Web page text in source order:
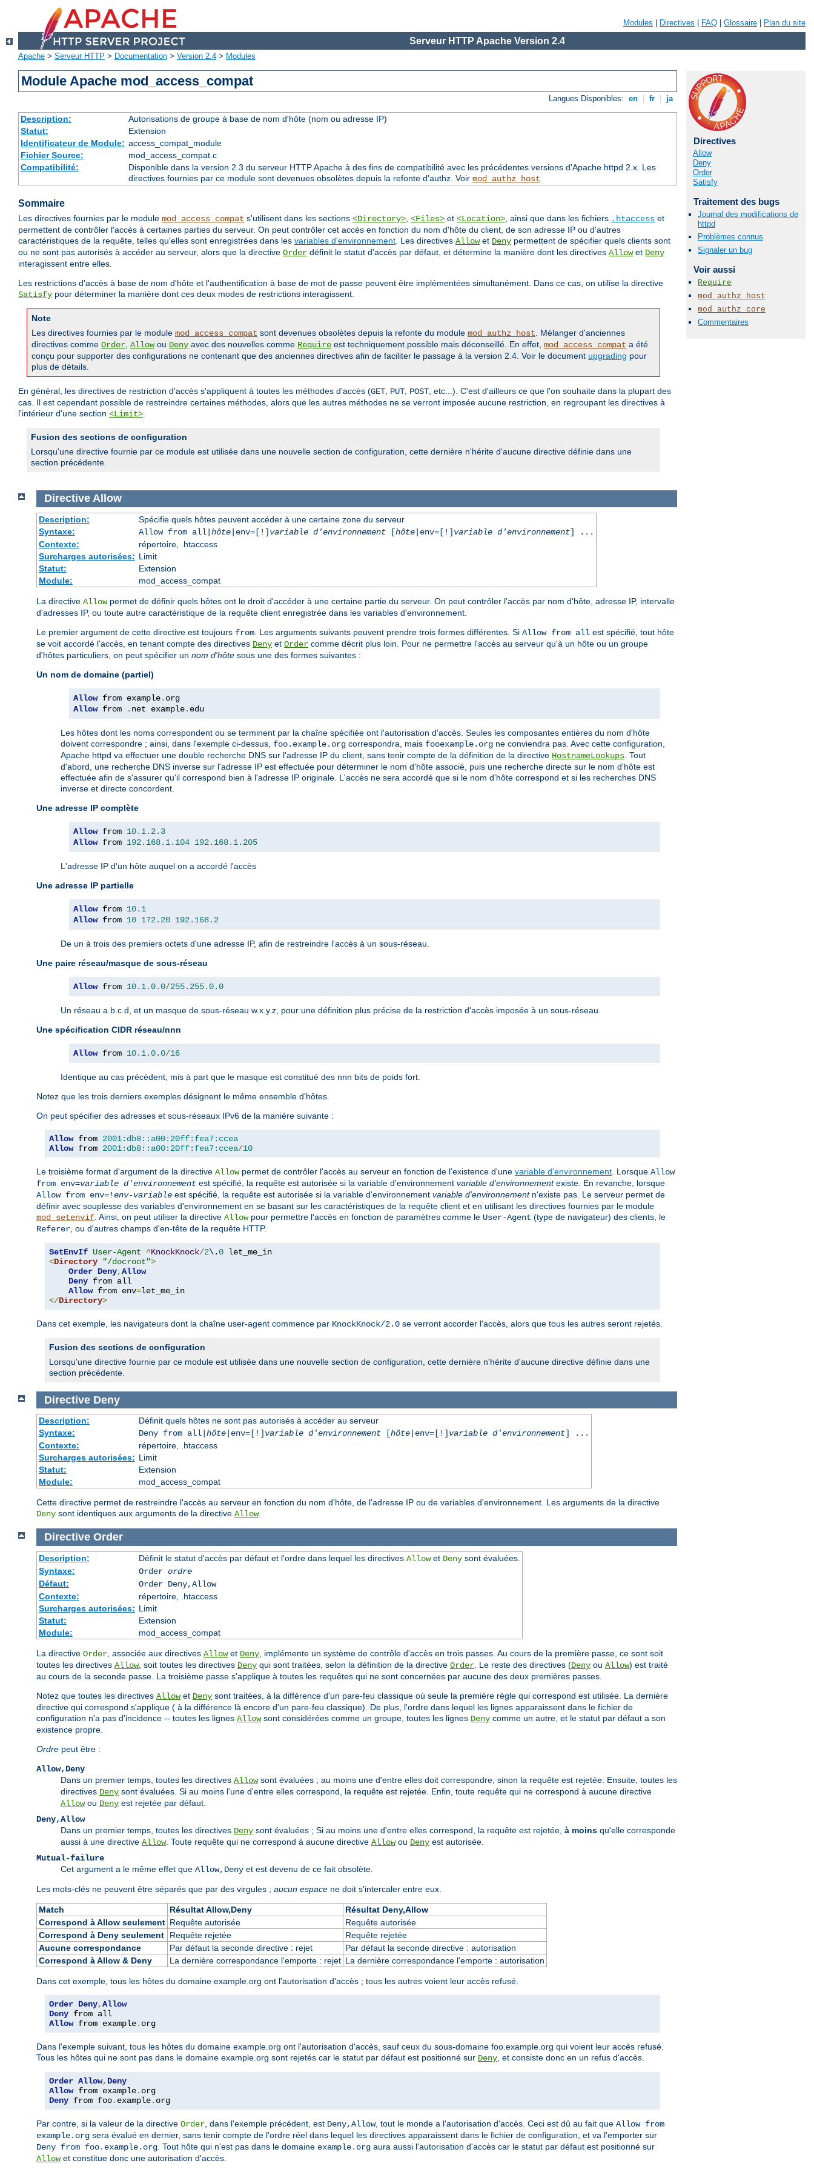
Modules Directives FAQ Glossaire Plan du site
Serveur HTTP Apache Version 2.4
Apache > Serveur HTTP > Documentation > Version 2.4 > Modules
Module Apache mod_access_compat
Langues Disponibles: en fr ja
Description:
Autorisations de groupe à base de nom d'hôte (nom ou adresse IP)
Statut:
Extension
Identificateur de Module: access_compat_module
Fichier Source:
mod_access_compat.c
Compatibilité:
Disponible dans la version 2.3 du serveur HTTP Apache à des fins de compatibilité avec les précédentes versions d'Apache httpd 2.x. Les
directives fournies par ce module sont devenues obsolètes depuis la refonte d'authz. Voir mod_authz_host
Sommaire
Les directives fournies par le module mod_access_compat s'utilisent dans les sections <Directory>, <Files> et <Location>, ainsi que dans les fichiers .htaccess et
permettent de contrôler l'accès à certaines parties du serveur. On peut contrôler cet accès en fonction du nom d'hôte du client, de son adresse IP ou d'autres
caractéristiques de la requête, telles qu'elles sont enregistrées dans les variables d'environnement. Les directives Allowet Deny permettent de spécifier quels clients sont
ou ne sont pas autorisés à accéder au serveur, alors que la directive Order définit le statut d'accès par défaut, et détermine la manière dont les directives Allowet Deny
interagissent entre elles.
Les restrictions d'accès à base de nom d'hôte et l'authentification à base de mot de passe peuvent être implémentées simultanément. Dans ce cas, on utilise la directive
Satisfy pour déterminer la manière dont ces deux modes de restrictions interagissent.
Note
Les directives fournies par le module mod_access_compat sont devenues obsolètes depuis la refonte du module mod_authz_host. Mélanger d'anciennes
directives comme Order, Allowou Deny avec des nouvelles comme Require est techniquement possible mais déconseillé. En effet, mod_access_compat a été
conçu pour supporter des configurations ne contenant que des anciennes directives afin de faciliter le passage à la version 2.4. Voir le document upgrading pour
plus de détails.
En général, les directives de restriction d'accès s'appliquent à toutes les méthodes d'accès (GET, PUT, POST, etc...). C'est d'ailleurs ce que l'on souhaite dans la plupart des
cas. Il est cependant possible de restreindre certaines méthodes, alors que les autres méthodes ne se verront imposée aucune restriction, en regroupant les directives à
l'intérieur d'une section <Limit>.
Fusion des sections de configuration
Lorsqu'une directive fournie par ce module est utilisée dans une nouvelle section de configuration, cette dernière n'hérite d'aucune directive définie dans une
section précédente.
Directives
Allow
Deny
Order
Satisfy
Traitement des bugs
Journal des modifications de
httpd
Problèmes connus
Signaler un bug
Voir aussi
Require
mod_authz_host
mod_authz_core
Commentaires
Directive Allow
Description:
Spécifie quels hôtes peuvent accéder à une certaine zone du serveur
Syntaxe:
Allow from all| hôte|env=[!] variable d'environnement[hôte|env=[!] variable d'environnement] ...
Contexte:
répertoire, .htaccess
Surcharges autorisées: Limit
Statut:
Extension
Module:
mod_access_compat
La directive Allowpermet de définir quels hôtes ont le droit d'accéder à une certaine partie du serveur. On peut contrôler l'accès par nom d'hôte, adresse IP, intervalle
d'adresses IP, ou toute autre caractéristique de la requête client enregistrée dans les variables d'environnement.
Le premier argument de cette directive est toujours from . Les arguments suivants peuvent prendre trois formes différentes. Si Allow from all est spécifié, tout hôte
se voit accordé l'accès, en tenant compte des directives Deny et Order comme décrit plus loin. Pour ne permettre l'accès au serveur qu'à un hôte ou un groupe
d'hôtes particuliers, on peut spécifier un nom d'hôte sous une des formes suivantes :
Un nom de domaine (partiel)
Allow from example.
Allow from . net example. edu
Les hôtes dont les noms correspondent ou se terminent par la chaîne spécifiée ont l'autorisation d'accès. Seules les composantes entières du nom d'hôte
doivent correspondre ; ainsi, dans l'exemple ci-dessus, foo.example.org correspondra, mais fooexample.org ne conviendra pas. Avec cette configuration,
Apache httpd va effectuer une double recherche DNS sur l'adresse IP du client, sans tenir compte de la définition de la directive HostnameLookups . Tout
d'abord, une recherche DNS inverse sur l'adresse IP est effectuée pour déterminer le nom d'hôte associé, puis une recherche directe sur le nom d'hôte est
effectuée afin de s'assurer qu'il correspond bien à l'adresse IP originale. L'accès ne sera accordé que si le nom d'hôte correspond et si les recherches DNS
inverse et directe concordent.
Une adresse IP complète
Allow from 10.1. 2.3
Allow from 192.168. 1.104 192.168. 1.205
L'adresse IP d'un hôte auquel on a accordé l'accès
Une adresse IP partielle
Allow from 10.1
Allow from 10 172.20 192.168. 2
De un à trois des premiers octets d'une adresse IP, afin de restreindre l'accès à un sous-réseau.
Une paire réseau/masque de sous-réseau
Allow from 10.1.0.0/255.255.0.0
Un réseau a.b.c.d, et un masque de sous-réseau w.x.y.z, pour une définition plus précise de la restriction d'accès imposée à un sous-réseau.
Une spécification CIDR réseau/nnn
Allow from 10.1.0.0/16
Identique au cas précédent, mis à part que le masque est constitué des nnn bits de poids fort.
Notez que les trois derniers exemples désignent le même ensemble d'hôtes.
On peut spécifier des adresses et sous-réseaux IPv6 de la manière suivante :
Allow from 2001:db8::a00:20ff:fea7:ccea
Allow from 2001:db8::a00:20ff:fea7:ccea/10
Le troisième format d'argument de la directive Allowpermet de contrôler l'accès au serveur en fonction de l'existence d'une variable d'environnement . Lorsque Allow
from env=variable d'environnement est spécifié, la requête est autorisée si la variable d'environnement variable d'environnementexiste. En revanche, lorsque
Allow from env=!env-variable est spécifié, la requête est autorisée si la variable d'environnement variable d'environnementn'existe pas. Le serveur permet de
définir avec souplesse des variables d'environnement en se basant sur les caractéristiques de la requête client et en utilisant les directives fournies par le module
mod_setenvif . Ainsi, on peut utiliser la directive Allowpour permettre l'accès en fonction de paramètres comme le User-Agent (type de navigateur) des clients, le
Referer , ou d'autres champs d'en-tête de la requête HTTP.
SetEnvIf User-Agent ^KnockKnock/2\.0
<Directory "/docroot">
Order Deny,Allow
Deny from all
Allow from env=
</Directory>
Dans cet exemple, les navigateurs dont la chaîne user-agent commence par KnockKnock/2.0 se verront accorder l'accès, alors que tous les autres seront rejetés.
Fusion des sections de configuration
Lorsqu'une directive fournie par ce module est utilisée dans une nouvelle section de configuration, cette dernière n'hérite d'aucune directive définie dans une
section précédente.
Directive Deny
Description:
Définit quels hôtes ne sont pas autorisés à accéder au serveur
Syntaxe:
Deny from all| hôte|env=[!] variable d'environnement[hôte|env=[!] variable d'environnement] ...
Contexte:
répertoire, .htaccess
Surcharges autorisées: Limit
Statut:
Extension
Module:
mod_access_compat
Cette directive permet de restreindre l'accès au serveur en fonction du nom d'hôte, de l'adresse IP ou de variables d'environnement. Les arguments de la directive
Deny sont identiques aux arguments de la directive Allow.
Directive Order
Description: Définit le statut d'accès par défaut et l'ordre dans lequel les directives Allowet Denysont évaluées.
Syntaxe:
Order ordre
Défaut:
Order Deny,Allow
Contexte:
répertoire, .htaccess
Surcharges autorisées: Limit
Statut:
Extension
Module:
mod_access_compat
La directive Order , associée aux directives Allowet Deny , implémente un système de contrôle d'accès en trois passes. Au cours de la première passe, ce sont soit
toutes les directives Allow, soit toutes les directives Deny qui sont traitées, selon la définition de la directive Order . Le reste des directives (Deny ou Allow) est traité
au cours de la seconde passe. La troisième passe s'applique à toutes les requêtes qui ne sont concernées par aucune des deux premières passes.
Notez que toutes les directives Allowet Deny sont traitées, à la différence d'un pare-feu classique où seule la première règle qui correspond est utilisée. La dernière
directive qui correspond s'applique ( à la différence là encore d'un pare-feu classique). De plus, l'ordre dans lequel les lignes apparaissent dans le fichier de
configuration n'a pas d'incidence -- toutes les lignes Allowsont considérées comme un groupe, toutes les lignes Deny comme un autre, et le statut par défaut a son
existence propre.
Ordre peut être :
Allow,Deny
Dans un premier temps, toutes les directives Allowsont évaluées ; au moins une d'entre elles doit correspondre, sinon la requête est rejetée. Ensuite, toutes les
directives Deny sont évaluées. Si au moins l'une d'entre elles correspond, la requête est rejetée. Enfin, toute requête qui ne correspond à aucune directive
Allowou Deny est rejetée par défaut.
Deny,Allow
Dans un premier temps, toutes les directives Deny sont évaluées ; Si au moins une d'entre elles correspond, la requête est rejetée, à moins qu'elle corresponde
aussi à une directive Allow. Toute requête qui ne correspond à aucune directive Allowou Deny est autorisée.
Mutual-failure
Cet argument a le même effet que Allow,Deny et est devenu de ce fait obsolète.
Les mots-clés ne peuvent être séparés que par des virgules ; aucun espace ne doit s'intercaler entre eux.
Match Résultat Allow,Deny
Résultat Deny,Allow
Correspond à Allow seulement Requête autorisée
Requête autorisée
Correspond à Deny seulement
Requête rejetée
Requête rejetée
Aucune correspondance
Par défaut la seconde directive : rejet
Par défaut la seconde directive : autorisation
Correspond à Allow & Deny
La dernière correspondance l'emporte : rejet La dernière correspondance l'emporte : autorisation
Dans cet exemple, tous les hôtes du domaine example.org ont l'autorisation d'accès ; tous les autres voient leur accès refusé.
Order Deny,Allow
Deny
Allow from example. org
Dans l'exemple suivant, tous les hôtes du domaine example.org ont l'autorisation d'accès, sauf ceux du sous-domaine foo.example.org qui voient leur accès refusé.
Tous les hôtes qui ne sont pas dans le domaine example.org sont rejetés car le statut par défaut est positionné sur Deny , et consiste donc en un refus d'accès.
Order Allow, Deny
Allow from example.
Deny from foo. example. org
Par contre, si la valeur de la directive Order , dans l'exemple précédent, est Deny,Allow, tout le monde a l'autorisation d'accès. Ceci est dû au fait que Allow from
example.org sera évalué en dernier, sans tenir compte de l'ordre réel dans lequel les directives apparaissent dans le fichier de configuration, et va l'emporter sur
Deny from foo.example.org . Tout hôte qui n'est pas dans le domaine example.org aura aussi l'autorisation d'accès car le statut par défaut est positionné sur
Allowet constitue donc une autorisation d'accès.